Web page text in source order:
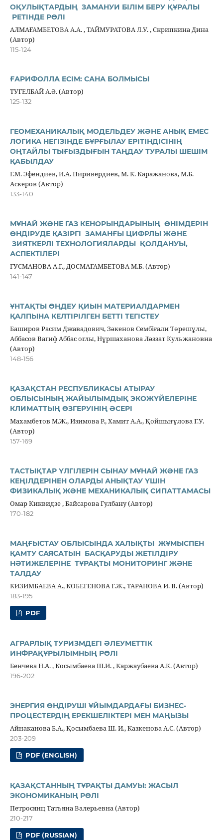
ОҚУЛЫҚТАРДЫҢ ЗАМАНУИ БІЛІМ БЕРУ ҚҰРАЛЫ
РЕТІНДЕ РӨЛІ
АЛМАҒАМБЕТОВА А.А. , ТАЙМУРАТОВА Л.У. , Скрипкина Дина
(Автор)
115-124
ҒАРИФОЛЛА ЕСІМ: САНА БОЛМЫСЫ
ТУГЕЛБАЙ А.Ә. (Автор)
125-132
ГЕОМЕХАНИКАЛЫҚ МОДЕЛЬДЕУ ЖӘНЕ АНЫҚ ЕМЕС
ЛОГИКА НЕГІЗІНДЕ БҰРҒЫЛАУ ЕРІТІНДІСІНІҢ
ОҢТАЙЛЫ ТЫҒЫЗДЫҒЫН ТАҢДАУ ТУРАЛЫ ШЕШІМ
ҚАБЫЛДАУ
Г.М. Эфендиев, И.А. Пиривердиев, М. К. Каражанова, М.Б.
Аскеров (Автор)
133-140
МҰНАЙ ЖӘНЕ ГАЗ КЕНОРЫНДАРЫНЫҢ ӨНІМДЕРІН
ӨНДІРУДЕ ҚАЗІРГІ ЗАМАНҒЫ ЦИФРЛЫ ЖӘНЕ
ЗИЯТКЕРЛІ ТЕХНОЛОГИЯЛАРДЫ ҚОЛДАНУЫ,
АСПЕКТІЛЕРІ
ГУСМАНОВА А.Г., ДОСМАГАМБЕТОВА М.Б. (Автор)
141-147
ҰНТАҚТЫ ӨҢДЕУ ҚИЫН МАТЕРИАЛДАРМЕН
ҚАЛПЫНА КЕЛТІРІЛГЕН БЕТТІ ТЕГІСТЕУ
Баширов Расим Джавадович, Зәкенов Сембіғали Төрешұлы,
Аббасов Вагиф Аббас оглы, Нұршаханова Ләззат Кульжановна
(Автор)
148-156
ҚАЗАҚСТАН РЕСПУБЛИКАСЫ АТЫРАУ
ОБЛЫСЫНЫҢ ЖАЙЫЛЫМДЫҚ ЭКОЖҮЙЕЛЕРІНЕ
КЛИМАТТЫҢ ӨЗГЕРУІНІҢ ӘСЕРІ
Махамбетов М.Ж., Изимова Р., Хамит А.А., Қойшығұлова Г.У.
(Автор)
157-169
ТАСТЫҚТАР ҮЛГІЛЕРІН СЫНАУ МҰНАЙ ЖӘНЕ ГАЗ
КЕҢІЛДЕРІНЕН ОЛАРДЫ АНЫҚТАУ ҮШІН
ФИЗИКАЛЫҚ ЖӘНЕ МЕХАНИКАЛЫҚ СИПАТТАМАСЫ
Омар Киквидзе , Байсарова Гулбану (Автор)
170-182
МАҢҒЫСТАУ ОБЛЫСЫНДА ХАЛЫҚТЫ ЖҰМЫСПЕН
ҚАМТУ САЯСАТЫН БАСҚАРУДЫ ЖЕТІЛДІРУ
НƏТИЖЕЛЕРІНЕ ТҰРАҚТЫ МОНИТОРИНГ ЖƏНЕ
ТАЛДАУ
КИЗИМБАЕВА А., КОБЕГЕНОВА Г.Ж., ТАРАНОВА И. В. (Автор)
183-195
PDF
АГРАРЛЫҚ ТУРИЗМДЕГІ ӘЛЕУМЕТТІК
ИНФРАҚҰРЫЛЫМНЫҢ РӨЛІ
Бенчева Н.А. , Косымбаева Ш.И. , Каржаубаева А.К. (Автор)
196-202
ЭНЕРГИЯ ӨНДІРУШІ ҰЙЫМДАРДАҒЫ БИЗНЕС-
ПРОЦЕСТЕРДІҢ ЕРЕКШЕЛІКТЕРІ МЕН МАҢЫЗЫ
Айнаканова Б.А., Қосымбаева Ш. И., Казкенова А.С. (Автор)
203-209
PDF (ENGLISH)
ҚАЗАҚСТАННЫҢ ТҰРАҚТЫ ДАМУЫ: ЖАСЫЛ
ЭКОНОМИКАНЫҢ РӨЛІ
Петросянц Татьяна Валерьевна (Автор)
210-217
PDF (RUSSIAN)